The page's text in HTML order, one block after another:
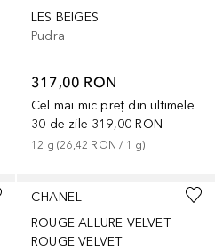
LES BEIGES
Pudra
317,00 RON
Cel mai mic preț din ultimele
30 de zile 319,00 RON
12 g (26,42 RON / 1 g)
CHANEL
ROUGE ALLURE VELVET
ROUGE VELVET
+